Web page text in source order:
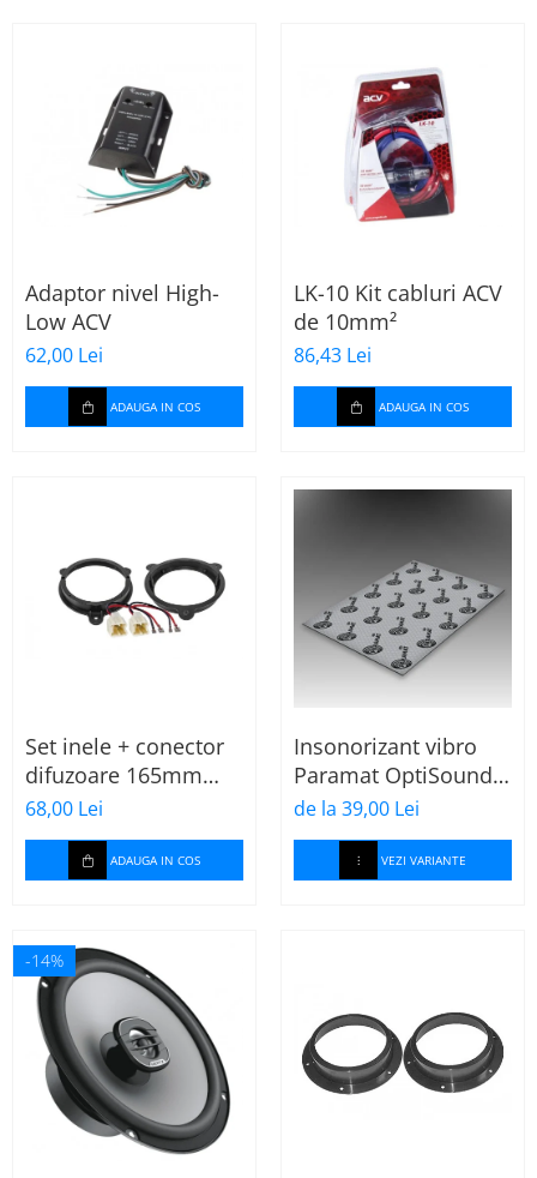
Adaptor nivel High-
Low ACV
62,00 Lei
ADAUGA IN COS
LK-10 Kit cabluri ACV
de 10mm²
86,43 Lei
ADAUGA IN COS
Set inele + conector
difuzoare 165mm
Dacia-Renault
68,00 Lei
ADAUGA IN COS
Insonorizant vibro
Paramat OptiSound
2.1, 75x50cm, 1 coala
de la 39,00 Lei
VEZI VARIANTE
-14%